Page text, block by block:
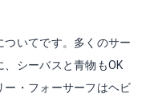
いてです。多くのサー
シーバスと青物もOK
ー・フォーサーフはヘビ